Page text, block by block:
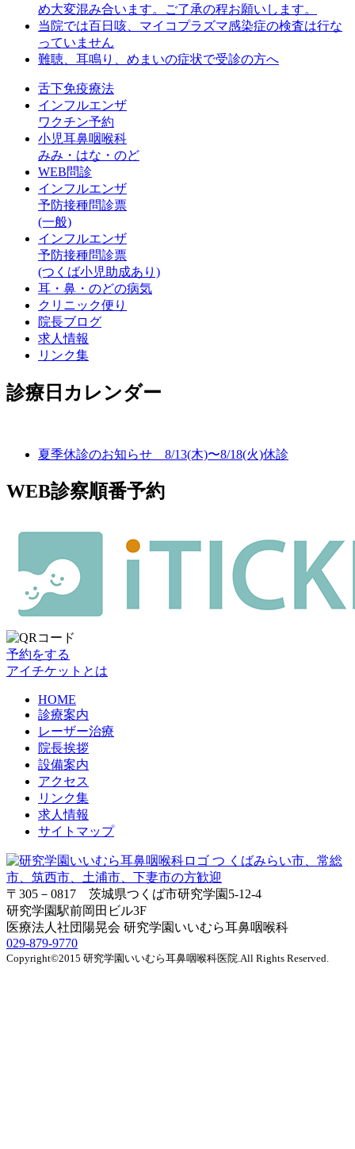
め大変混み合います。ご了承の程お願いします。
当院では百日咳、マイコプラズマ感染症の検査は行な
っていません
難聴、耳鳴り、めまいの症状で受診の方へ
舌下免疫療法
インフルエンザ
ワクチン予約
小児耳鼻咽喉科
みみ・はな・のど
WEB問診
インフルエンザ
予防接種問診票
(一般)
インフルエンザ
予防接種問診票
(つくば小児助成あり)
耳・鼻・のどの病気
クリニック便り
院長ブログ
求人情報
リンク集
診療日カレンダー
夏季休診のお知らせ 8/13(木)〜8/18(火)休診
WEB診察順番予約
予約をする
アイチケットとは
HOME
診療案内
レーザー治療
院長挨拶
設備案内
アクセス
リンク集
求人情報
サイトマップ
〒305－0817 茨城県つくば市研究学園5‐12‐4
研究学園駅前岡田ビル3F
医療法人社団陽晃会 研究学園いいむら耳鼻咽喉科
029‐879‐9770
Copyright©2015 研究学園いいむら耳鼻咽喉科医院.All Rights Reserved.